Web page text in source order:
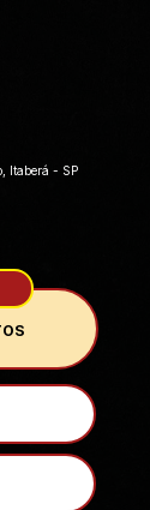
Itaberá - SP